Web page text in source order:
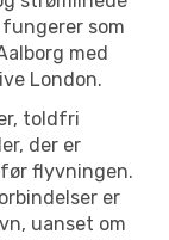
som
med
London.
toldfri
der er
flyvningen.
er
uanset om